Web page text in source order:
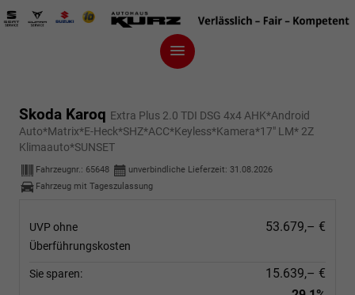
Skoda Karoq Extra Plus 2.0 TDI DSG 4x4 AHK*Android
Auto*Matrix*E-Heck*SHZ*ACC*Keyless*Kamera*17" LM* 2Z
Klimaauto*SUNSET
Fahrzeugnr.: 65648 unverbindliche Lieferzeit: 31.08.2026
Fahrzeug mit Tageszulassung
UVP ohne
Überführungskosten
53.679,– €
Sie sparen:
15.639,– €